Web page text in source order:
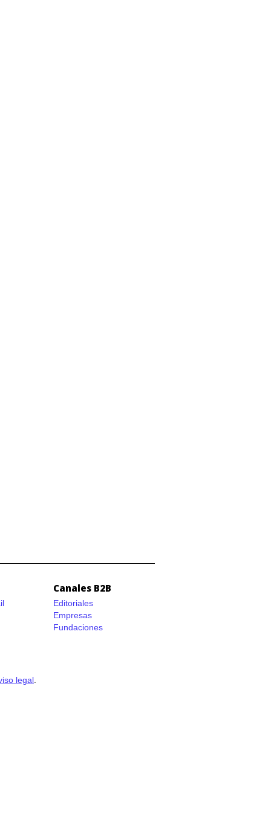
Canales B2B
Editoriales
Empresas
Fundaciones
legal